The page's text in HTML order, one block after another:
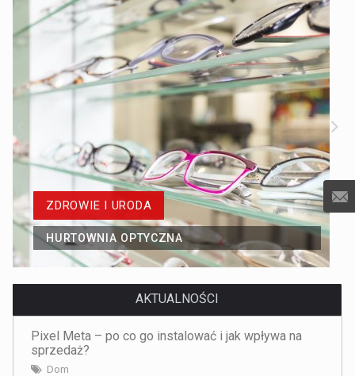
ZDROWIE I URODA
HURTOWNIA OPTYCZNA
AKTUALNOŚCI
Pixel Meta – po co go instalować i jak wpływa na
sprzedaż?
Dom